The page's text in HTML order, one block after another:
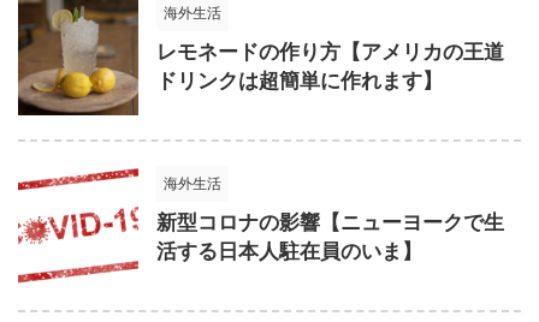
海外生活
レモネードの作り方【アメリカの王道
ドリンクは超簡単に作れます】
海外生活
新型コロナの影響【ニューヨークで生
活する日本人駐在員のいま】